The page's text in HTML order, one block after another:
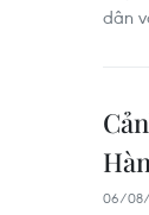
dân
06/08/